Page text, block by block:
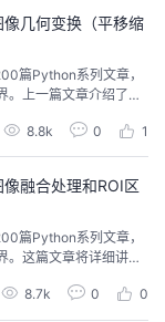
几何变换（平移缩
篇Python系列文章，
。上一篇文章介绍了图
旋转。希望文章对您
8.8k 0 1
融合处理和ROI区
篇Python系列文章，
。这篇文章将详细讲解
8.7k 0 0